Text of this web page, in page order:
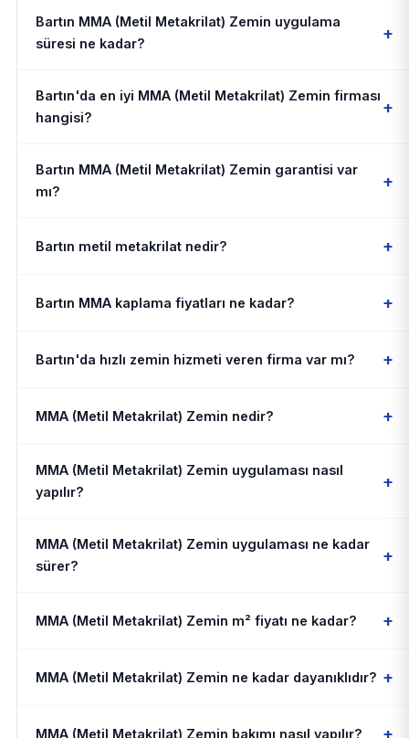
Bartın MMA (Metil Metakrilat) Zemin uygulama
süresi ne kadar?
+
Bartın'da en iyi MMA (Metil Metakrilat) Zemin firması
hangisi?
+
Bartın MMA (Metil Metakrilat) Zemin garantisi var
mı?
+
Bartın metil metakrilat nedir? +
Bartın MMA kaplama fiyatları ne kadar? +
Bartın'da hızlı zemin hizmeti veren firma var mı? +
MMA (Metil Metakrilat) Zemin nedir? +
MMA (Metil Metakrilat) Zemin uygulaması nasıl
yapılır?
+
MMA (Metil Metakrilat) Zemin uygulaması ne kadar
sürer?
+
MMA (Metil Metakrilat) Zemin m² fiyatı ne kadar? +
MMA (Metil Metakrilat) Zemin ne kadar dayanıklıdır? +
MMA (Metil Metakrilat) Zemin bakımı nasıl yapılır? +